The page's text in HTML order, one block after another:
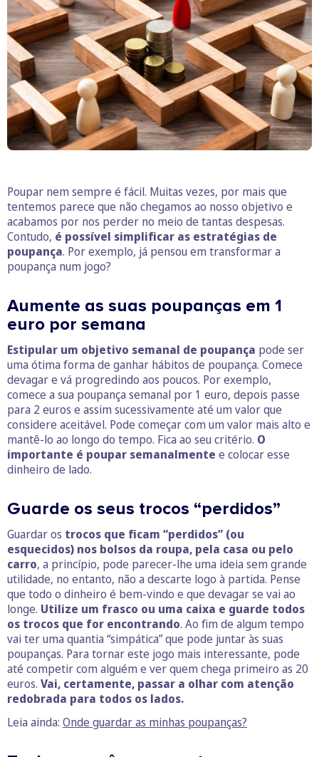
Poupar nem sempre é fácil. Muitas vezes, por mais que
tentemos parece que não chegamos ao nosso objetivo e
acabamos por nos perder no meio de tantas despesas.
Contudo, é possível simplificar as estratégias de
poupança. Por exemplo, já pensou em transformar a
poupança num jogo?
Aumente as suas poupanças em 1
euro por semana
Estipular um objetivo semanal de poupança pode ser
uma ótima forma de ganhar hábitos de poupança. Comece
devagar e vá progredindo aos poucos. Por exemplo,
comece a sua poupança semanal por 1 euro, depois passe
para 2 euros e assim sucessivamente até um valor que
considere aceitável. Pode começar com um valor mais alto e
mantê-lo ao longo do tempo. Fica ao seu critério. O
importante é poupar semanalmente e colocar esse
dinheiro de lado.
Guarde os seus trocos “perdidos”
Guardar os trocos que ficam “perdidos” (ou
esquecidos) nos bolsos da roupa, pela casa ou pelo
carro, a princípio, pode parecer-lhe uma ideia sem grande
utilidade, no entanto, não a descarte logo à partida. Pense
que todo o dinheiro é bem-vindo e que devagar se vai ao
longe. Utilize um frasco ou uma caixa e guarde todos
os trocos que for encontrando. Ao fim de algum tempo
vai ter uma quantia “simpática” que pode juntar às suas
poupanças. Para tornar este jogo mais interessante, pode
até competir com alguém e ver quem chega primeiro as 20
euros. Vai, certamente, passar a olhar com atenção
redobrada para todos os lados.
Leia ainda: Onde guardar as minhas poupanças?